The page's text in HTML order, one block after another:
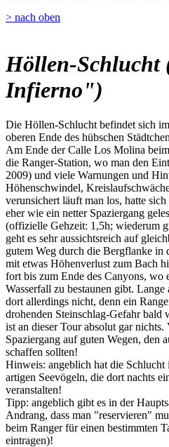
> nach oben
Höllen-Schlucht
Infierno")
Die Höllen-Schlucht befindet sich
oberen Ende des hübschen
Am Ende der Calle Los Molina
die Ranger-Station, wo man den
2009) und viele Warnungen und
Höhenschwindel,
verunsichert läuft man los, hatte
eher wie ein netter Spaziergang
(offizielle Gehzeit: 1,5h; wiederum
geht es sehr aussichtsreich auf
gutem Weg durch die Bergflanke in
mit etwas Höhenverlust zum Bach
fort bis zum Ende des Canyons, wo
Wasserfall zu bestaunen gibt.
dort allerdings nicht, denn ein
drohenden Steinschlag-Gefahr
ist an dieser Tour absolut gar
Spaziergang auf guten Wegen, den
schaffen sollten!
Hinweis: angeblich hat die Schlucht
artigen Seevögeln, die dort nachts
veranstalten!
Tipp: angeblich gibt es in der
Andrang, dass man "reservieren"
beim Ranger für einen bestimmten
eintragen)!